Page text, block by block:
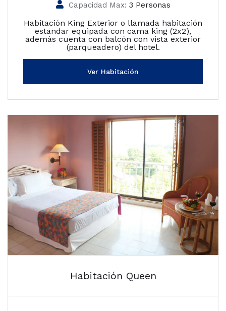
Capacidad Max: 3 Personas
Habitación King Exterior o llamada habitación
estandar equipada con cama king (2x2),
además cuenta con balcón con vista exterior
(parqueadero) del hotel.
Ver Habitación
Habitación Queen